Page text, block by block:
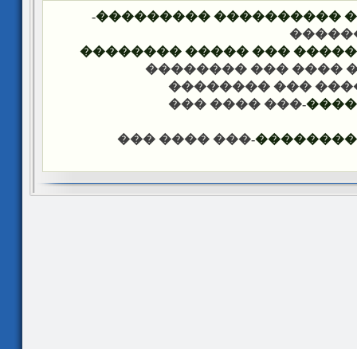
�������� �� ���
-
���
���� ����� �������� ���
-��� ���� ���
-��� ���� ���
-��� ���� ���
������
-��� ���� ���